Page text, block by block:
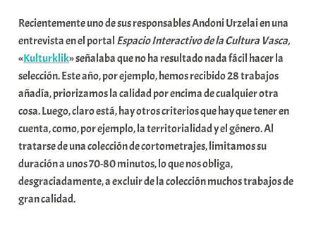
t
a
t
e
a
Recientemente uno de sus responsables Andoni Urzelai en una
entrevista en el portal Espacio Interactivo de la Cultura Vasca,
«Kulturklik» señalaba que no ha resultado nada fácil hacer la
selección. Este año, por ejemplo, hemos recibido 28 trabajos
añadía, priorizamos la calidad por encima de cualquier otra
cosa. Luego, claro está, hay otros criterios que hay que tener en
cuenta, como, por ejemplo, la territorialidad y el género. Al
tratarse de una colección de cortometrajes, limitamos su
duración a unos 70-80 minutos, lo que nos obliga,
desgraciadamente, a excluir de la colección muchos trabajos de
gran calidad.